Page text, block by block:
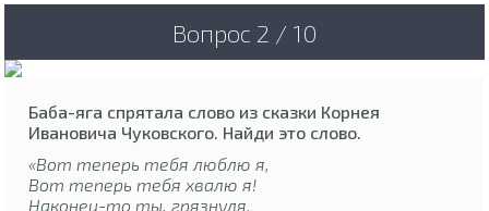
Вопрос 2 / 10
Баба-яга спрятала слово из сказки Корнея
Ивановича Чуковского. Найди это слово.
«Вот теперь тебя люблю я,
Вот теперь тебя хвалю я!
Наконец-то ты, грязнуля,